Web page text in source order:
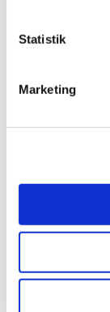
Statistik
Marketing